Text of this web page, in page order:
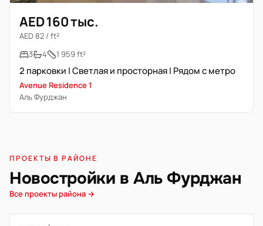
AED 160 тыс.
AED 82 / ft²
3
4 1 959 ft²
2 парковки | Светлая и просторная | Рядом с метро
Avenue Residence 1
Аль Фурджан
ПРОЕКТЫ В РАЙОНЕ
Новостройки в Аль Фурджан
Все проекты района →